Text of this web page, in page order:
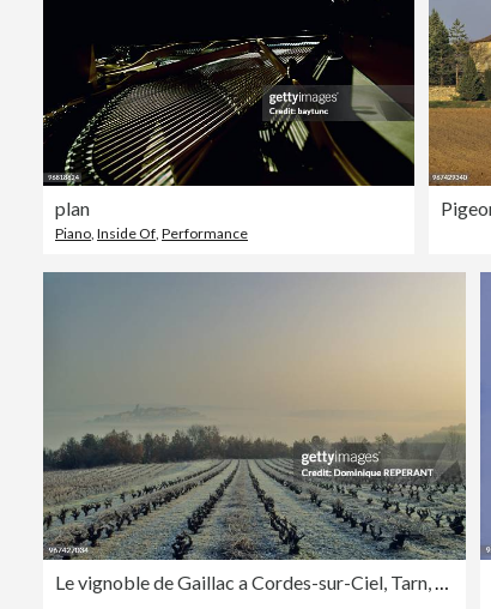
plan
Piano Inside Of Performance
Le vignoble de Gaillac a Cordes-sur-Ciel, Tarn, France, Europe.